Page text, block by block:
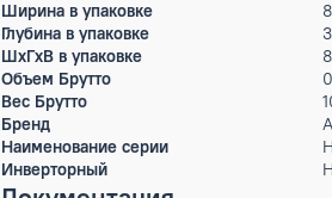
Параметры электропитания
Рабочий ток охлаждение
Рабочий ток обогрев
Диаметр труб (жидкость)
Диаметр труб (газ)
Высота
Ширина